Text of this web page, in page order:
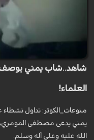
شاهد..شاب يمني يوصف
العلماء!
منوعات_الكوثر: تداول
يمني يدعى مصطفى
الله عليه وعلى آله وسلم.